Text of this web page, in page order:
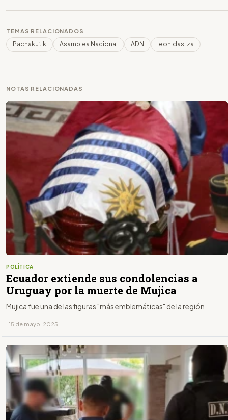
TEMAS RELACIONADOS
Pachakutik Asamblea Nacional ADN leonidas iza
NOTAS RELACIONADAS
POLÍTICA
Ecuador extiende sus condolencias a
Uruguay por la muerte de Mujica
Mujica fue una de las figuras "más emblemáticas" de la región
· 15 de mayo, 2025